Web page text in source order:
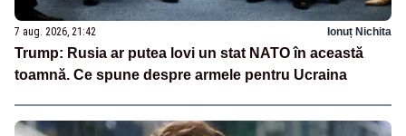
7 aug. 2026, 21:42 Ionuț Nichita
Trump: Rusia ar putea lovi un stat NATO în această
toamnă. Ce spune despre armele pentru Ucraina